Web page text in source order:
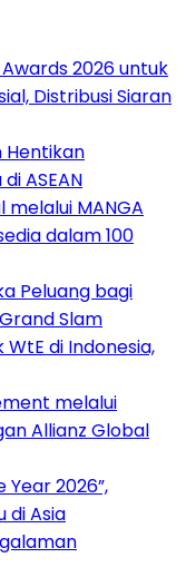
2026 untuk
Distribusi Siaran
Hentikan
ASEAN
melalui MANGA
dalam 100
Peluang bagi
Slam
WtE di Indonesia,
melalui
Allianz Global
2026”,
di Asia